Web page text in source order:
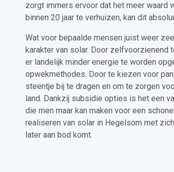
zorgt immers ervoor dat het meer waard
binnen 20 jaar te verhuizen, kan dit
Wat voor bepaalde mensen juist weer
karakter van solar. Door zelfvoorzienend
er landelijk minder energie te worden
opwekmethodes. Door te kiezen voor
steentje bij te dragen en om te zorgen
land. Dankzij subsidie opties is het een
die men maar kan maken voor een
realiseren van solar in Hegelsom met
later aan bod komt.